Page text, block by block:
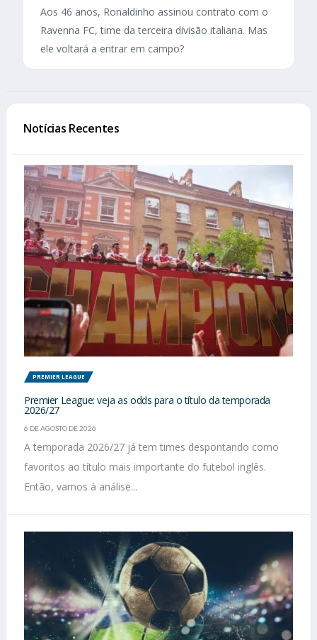
Aos 46 anos, Ronaldinho assinou contrato com o
Ravenna FC, time da terceira divisão italiana. Mas
ele voltará a entrar em campo?
Notícias Recentes
PREMIER LEAGUE
Premier League: veja as odds para o título da temporada
2026/27
6 DE AGOSTO DE 2026
A temporada 2026/27 já tem times despontando como
favoritos ao título mais importante do futebol inglês.
Então, vamos à análise...